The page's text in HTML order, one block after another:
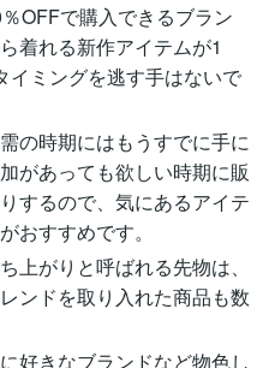
OFFで購入できるブラン
着れる新作アイテムが1
イミングを逃す手はないで
の時期にはもうすでに手に
があっても欲しい時期に販
するので、気にあるアイテ
おすすめです。
上がりと呼ばれる先物は、
ンドを取り入れた商品も数
好きなブランドなど物色し